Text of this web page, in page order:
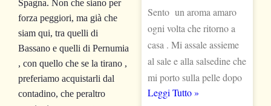
Spagna. Non che siano per
forza peggiori, ma già che
siam qui, tra quelli di
Bassano e quelli di Pernumia
, con quello che se la tirano ,
preferiamo acquistarli dal
contadino, che peraltro
Sento un aroma amaro
ogni volta che ritorno a
casa . Mi assale assieme
al sale e alla salsedine che
mi porto sulla pelle dopo
Leggi Tutto »